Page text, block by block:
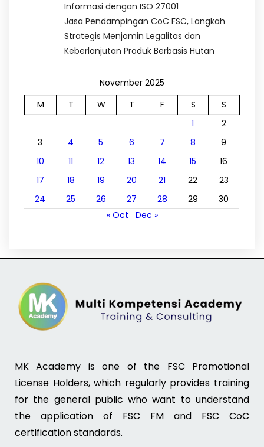
Informasi dengan ISO 27001
Jasa Pendampingan CoC FSC, Langkah
Strategis Menjamin Legalitas dan
Keberlanjutan Produk Berbasis Hutan
November 2025
M
T W T F S
S
1
2
3
4 5 6 7 8
9
10
11 12 13 14 15
16
17
18 19 20 21 22
23
24
25 26 27 28 29
30
« Oct
Dec »
MK Academy is one of the FSC Promotional
License Holders, which regularly provides training
for the general public who want to understand
the application of FSC FM and FSC CoC
certification standards.